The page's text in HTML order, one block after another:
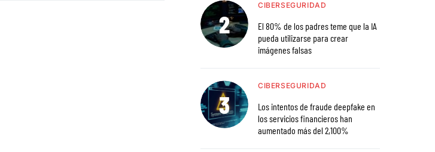
CIBERSEGURIDAD
El 80% de los padres teme que la IA
pueda utilizarse para crear
imágenes falsas
CIBERSEGURIDAD
Los intentos de fraude deepfake en
los servicios financieros han
aumentado más del 2,100%